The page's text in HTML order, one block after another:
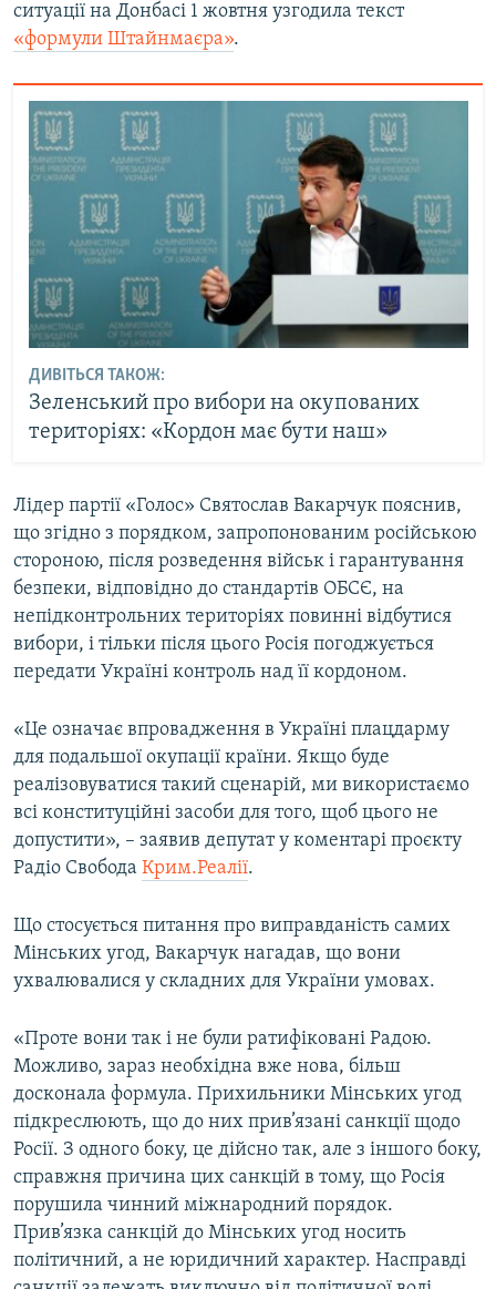
ситуації на Донбасі 1 жовтня узгодила текст
«формули Штайнмаєра».
ДИВІТЬСЯ ТАКОЖ:
Зеленський про вибори на окупованих
територіях: «Кордон має бути наш»
Лідер партії «Голос» Святослав Вакарчук пояснив,
що згідно з порядком, запропонованим російською
стороною, після розведення військ і гарантування
безпеки, відповідно до стандартів ОБСЄ, на
непідконтрольних територіях повинні відбутися
вибори, і тільки після цього Росія погоджується
передати Україні контроль над її кордоном.
«Це означає впровадження в Україні плацдарму
для подальшої окупації країни. Якщо буде
реалізовуватися такий сценарій, ми використаємо
всі конституційні засоби для того, щоб цього не
допустити», – заявив депутат у коментарі проєкту
Радіо Свобода Крим.Реалії.
Що стосується питання про виправданість самих
Мінських угод, Вакарчук нагадав, що вони
ухвалювалися у складних для України умовах.
«Проте вони так і не були ратифіковані Радою.
Можливо, зараз необхідна вже нова, більш
досконала формула. Прихильники Мінських угод
підкреслюють, що до них прив’язані санкції щодо
Росії. З одного боку, це дійсно так, але з іншого боку,
справжня причина цих санкцій в тому, що Росія
порушила чинний міжнародний порядок.
Прив’язка санкцій до Мінських угод носить
політичний, а не юридичний характер. Насправді